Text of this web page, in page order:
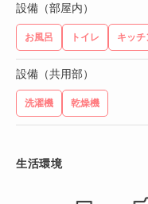
設備（部屋内）
お風呂 トイレ キッチ
設備（共用部）
洗濯機 乾燥機
生活環境